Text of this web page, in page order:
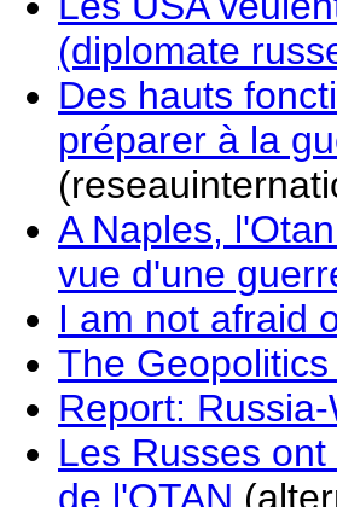
(diplomate
Des hauts
préparer à la
A Naples,
vue d'une
I am not afraid
The
Report:
Les Russes
de l'OTAN